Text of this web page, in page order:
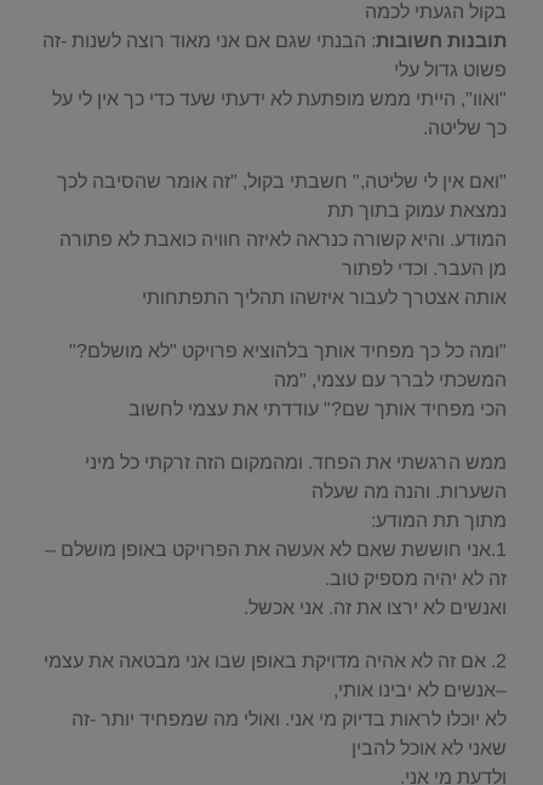
בקול הגעתי לכמה
תובנות חשובות: הבנתי שגם אם אני מאוד רוצה לשנות -זה
פשוט גדול עלי
"ואוו", הייתי ממש מופתעת לא ידעתי שעד כדי כך אין לי על
כך שליטה.
"ואם אין לי שליטה," חשבתי בקול, "זה אומר שהסיבה לכך
נמצאת עמוק בתוך תת
המודע. והיא קשורה כנראה לאיזה חוויה כואבת לא פתורה
מן העבר. וכדי לפתור
אותה אצטרך לעבור איזשהו תהליך התפתחותי
"ומה כל כך מפחיד אותך בלהוציא פרויקט "לא מושלם?"
המשכתי לברר עם עצמי, "מה
הכי מפחיד אותך שם?" עודדתי את עצמי לחשוב
ממש הרגשתי את הפחד. ומהמקום הזה זרקתי כל מיני
השערות. והנה מה שעלה
מתוך תת המודע:
1.אני חוששת שאם לא אעשה את הפרויקט באופן מושלם –
זה לא יהיה מספיק טוב.
ואנשים לא ירצו את זה. אני אכשל.
2. אם זה לא אהיה מדויקת באופן שבו אני מבטאה את עצמי
–אנשים לא יבינו אותי,
לא יוכלו לראות בדיוק מי אני. ואולי מה שמפחיד יותר -זה
שאני לא אוכל להבין
ולדעת מי אני.